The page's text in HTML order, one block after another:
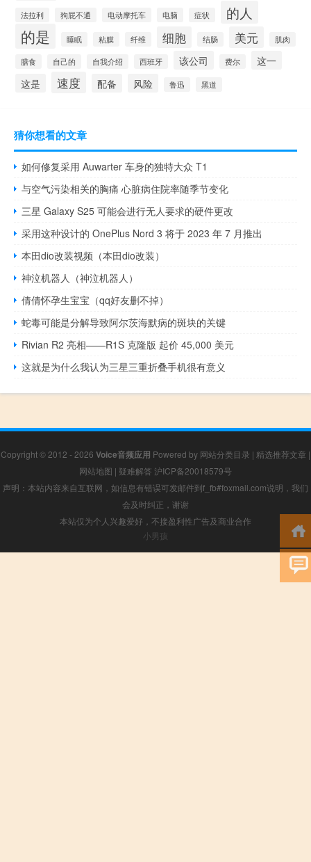
法拉利 狗屁不通 电动摩托车 电脑 症状 的人
的是 睡眠 粘膜 纤维 细胞 结肠 美元 肌肉
膳食 自己的 自我介绍 西班牙 该公司 费尔
这一
这是
速度 配备 风险 鲁迅 黑道
猜你想看的文章
如何修复采用 Auwarter 车身的独特大众 T1
与空气污染相关的胸痛 心脏病住院率随季节变化
三星 Galaxy S25 可能会进行无人要求的硬件更改
采用这种设计的 OnePlus Nord 3 将于 2023 年 7 月推出
本田dio改装视频（本田dio改装）
神泣机器人（神泣机器人）
倩倩怀孕生宝宝（qq好友删不掉）
蛇毒可能是分解导致阿尔茨海默病的斑块的关键
Rivian R2 亮相——R1S 克隆版 起价 45,000 美元
这就是为什么我认为三星三重折叠手机很有意义
Copyright © 2012 - 2026 Voice音频应用 Powered by 网站分类目录 | 精选推荐文章 |
网站地图 | 疑难解答 沪ICP备20018579号
声明：本站内容来自互联网，如信息有错误可发邮件到f_fb#foxmail.com说明，我们
会及时纠正，谢谢
本站仅为个人兴趣爱好，不接盈利性广告及商业合作
小男孩